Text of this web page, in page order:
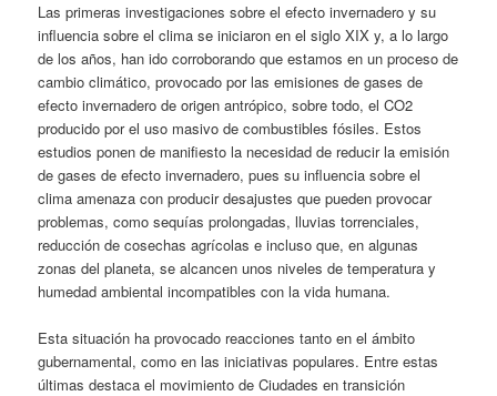
Las primeras investigaciones sobre el efecto invernadero y su
influencia sobre el clima se iniciaron en el siglo XIX y, a lo largo
de los años, han ido corroborando que estamos en un proceso de
cambio climático, provocado por las emisiones de gases de
efecto invernadero de origen antrópico, sobre todo, el CO2
producido por el uso masivo de combustibles fósiles. Estos
estudios ponen de manifiesto la necesidad de reducir la emisión
de gases de efecto invernadero, pues su influencia sobre el
clima amenaza con producir desajustes que pueden provocar
problemas, como sequías prolongadas, lluvias torrenciales,
reducción de cosechas agrícolas e incluso que, en algunas
zonas del planeta, se alcancen unos niveles de temperatura y
humedad ambiental incompatibles con la vida humana.
Esta situación ha provocado reacciones tanto en el ámbito
gubernamental, como en las iniciativas populares. Entre estas
últimas destaca el movimiento de Ciudades en transición